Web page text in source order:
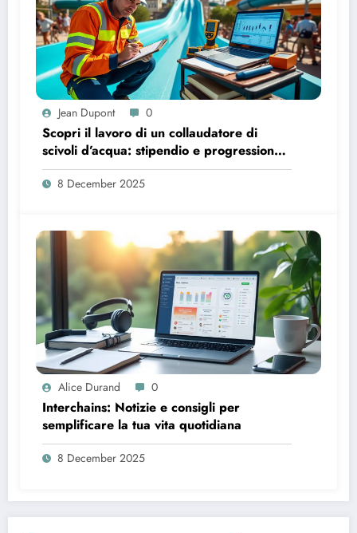
Jean Dupont 0
Scopri il lavoro di un collaudatore di
scivoli d’acqua: stipendio e progressione
di carriera
8 December 2025
Alice Durand 0
Interchains: Notizie e consigli per
semplificare la tua vita quotidiana
8 December 2025